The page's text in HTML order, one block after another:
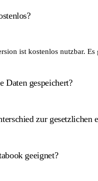
ist kostenlos nutzbar.
Daten gespeichert?
in einer
zur gesetzlichen
ist arztgeführt und
geeignet?